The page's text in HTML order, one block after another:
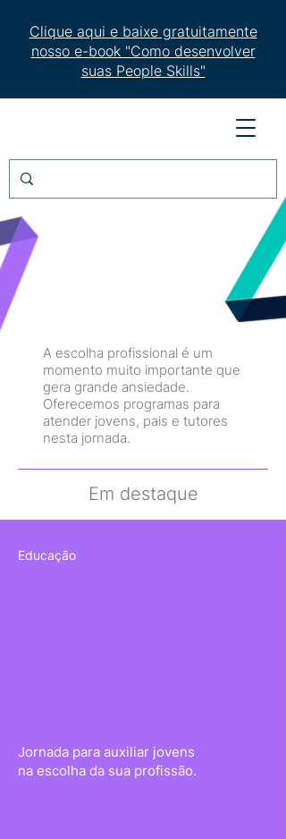
Clique aqui e baixe gratuitamente
nosso e-book "Como desenvolver
suas People Skills"
A escolha profissional é um
momento muito importante que
gera grande ansiedade.
Oferecemos programas para
atender jovens, pais e tutores
nesta jornada.
Em destaque
Educação
Jornada para auxiliar jovens
na escolha da sua profissão.